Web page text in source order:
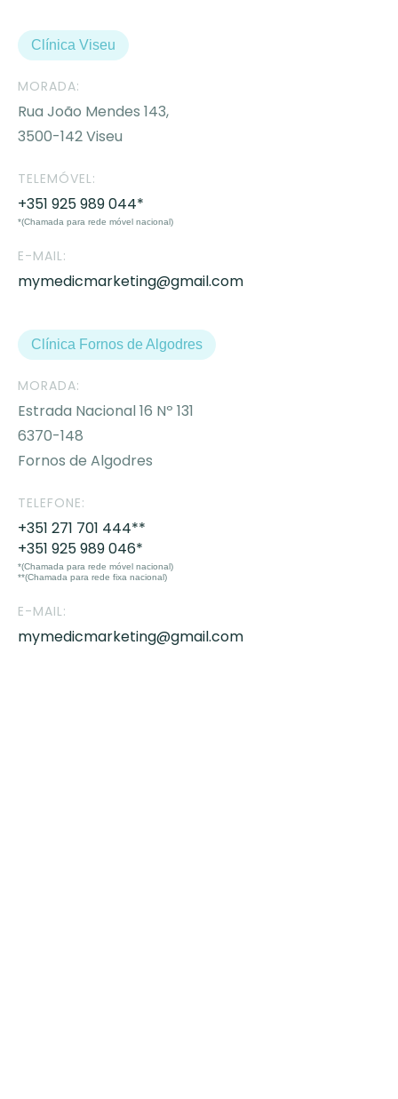
Clínica Viseu
MORADA:
Rua João Mendes 143,
3500-142 Viseu
TELEMÓVEL:
+351 925 989 044*
*(Chamada para rede móvel nacional)
E-MAIL:
mymedicmarketing@gmail.com
Clínica Fornos de Algodres
MORADA:
Estrada Nacional 16 Nº 131
6370-148
Fornos de Algodres
TELEFONE:
+351 271 701 444**
+351 925 989 046*
*(Chamada para rede móvel nacional)
**(Chamada para rede fixa nacional)
E-MAIL:
mymedicmarketing@gmail.com